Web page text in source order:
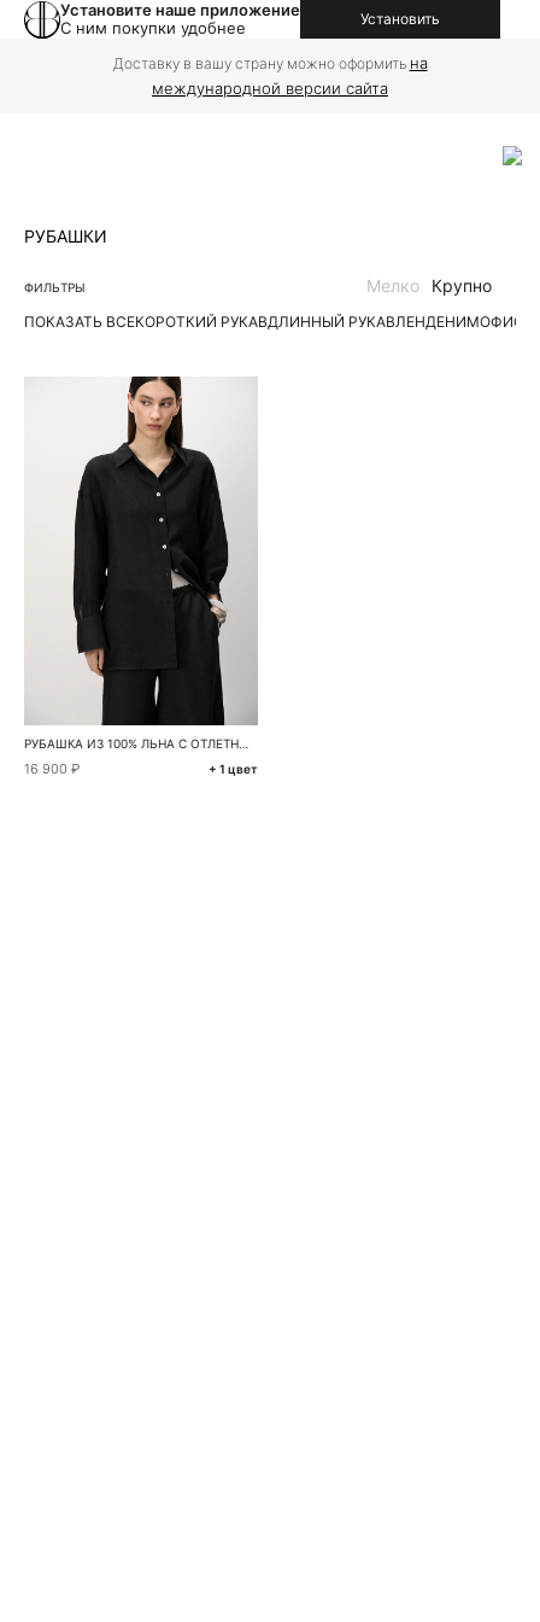
Установите наше приложение
С ним покупки удобнее
Установить
Доставку в вашу страну можно оформить на
международной версии сайта
РУБАШКИ
ФИЛЬТРЫ
ПОКАЗАТЬ ВСЕКОРОТКИЙ РУКАВДЛИННЫЙ РУКАВЛЕНДЕНИМОФИС
Мелко Крупно
РУБАШКА ИЗ 100% ЛЬНА С ОТЛЕТНОЙ КОКЕТКОЙ НА СПИНЕ
16 900 ₽ + 1 цвет